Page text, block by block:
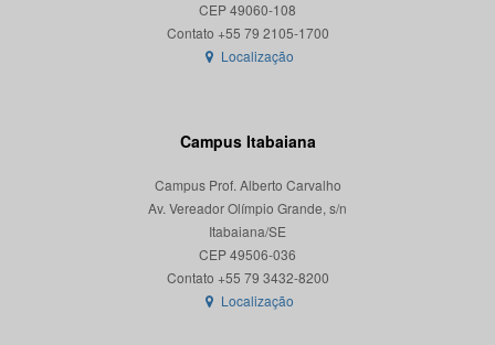
CEP 49060-108
Localização
Campus Itabaiana
Campus Prof. Alberto Carvalho
Av. Vereador Olímpio Grande, s/n
Itabaiana/SE
CEP 49506-036
Localização